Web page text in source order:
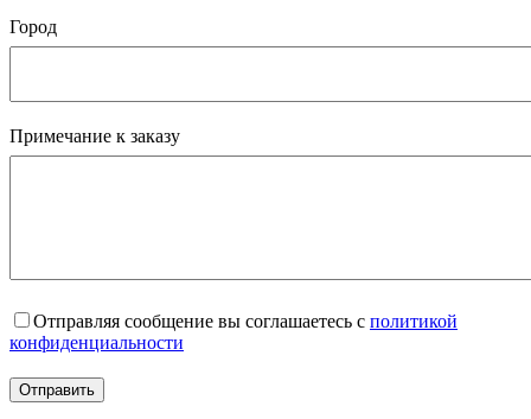
Город
Примечание к заказу
Отправляя сообщение вы соглашаетесь с политикой
конфиденциальности